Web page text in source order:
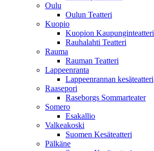
Oulu
Oulun Teatteri
Kuopio
Kuopion Kaupunginteatteri
Rauhalahti Teatteri
Rauma
Rauman Teatteri
Lappeenranta
Lappeenrannan kesäteatteri
Raasepori
Raseborgs Sommarteater
Somero
Esakallio
Valkeakoski
Suomen Kesäteatteri
Pälkäne